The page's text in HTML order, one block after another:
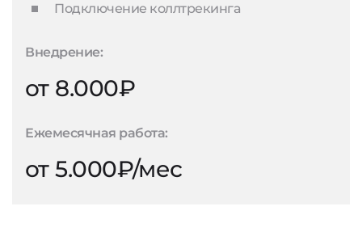
Подключение коллтрекинга
Внедрение:
от 8.000₽
Ежемесячная работа:
от 5.000₽/мес